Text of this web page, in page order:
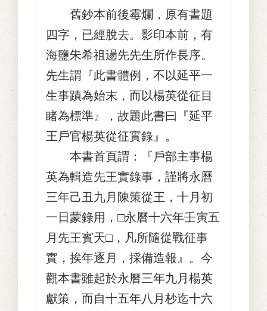
舊鈔本前後霉爛，原有書題
四字，已經脫去。影印本前，有
海鹽朱希祖逿先先生所作長序。
先生謂『此書體例，不以延平一
生事蹟為始末，而以楊英從征目
睹為標準』，故題此書曰『延平
王戶官楊英從征實錄』。
本書首頁謂：『戶部主事楊
英為輯造先王實錄事，謹將永曆
三年己丑九月陳策從王，十月初
一日蒙錄用，□永曆十六年壬寅五
月先王賓天□，凡所隨從戰征事
實，挨年逐月，採備造報』。今
觀本書雖起於永曆三年九月楊英
獻策，而自十五年八月杪迄十六